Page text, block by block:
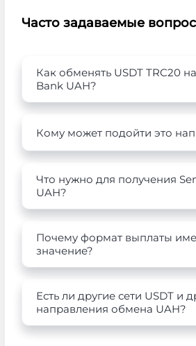
Часто задаваемые
Как обменять USDT TRC20
Bank UAH?
Кому может подойти это
Что нужно для получения
UAH?
Почему формат выплаты
значение?
Есть ли другие сети USDT и
направления обмена UAH?